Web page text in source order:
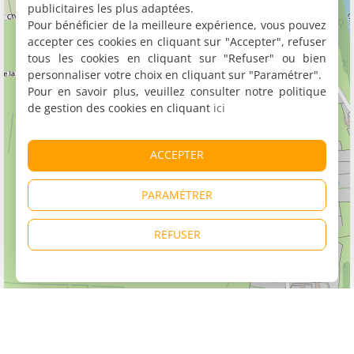
publicitaires les plus adaptées.
Pour bénéficier de la meilleure expérience, vous pouvez
accepter ces cookies en cliquant sur "Accepter", refuser
tous les cookies en cliquant sur "Refuser" ou bien
personnaliser votre choix en cliquant sur "Paramétrer".
Pour en savoir plus, veuillez consulter notre politique
de gestion des cookies en cliquant ici
ACCEPTER
PARAMÉTRER
REFUSER